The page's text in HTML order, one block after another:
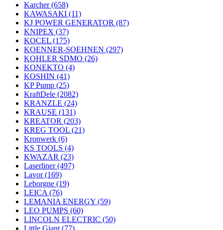
Karcher(658)
KAWASAKI (11)
KJ POWER GENERATOR (87)
KNIPEX (37)
KOCEL (175)
KOENNER-SOEHNEN (297)
KOHLER SDMO (26)
KONEKTO (4)
KOSHIN (41)
KP Pump (25)
KraftDele (2082)
KRANZLE (24)
KRAUSE (131)
KREATOR (203)
KREG TOOL (21)
Kronwerk (6)
KS TOOLS (4)
KWAZAR (23)
Laserliner(497)
Lavor(169)
Leborgne (19)
LEICA (76)
LEMANIA ENERGY (59)
LEO PUMPS (60)
LINCOLN ELECTRIC (50)
Little Giant (77)